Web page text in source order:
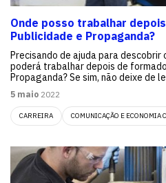
Onde posso trabalhar
Publicidade e Propaganda?
Precisando de ajuda para descobrir
poderá trabalhar depois de
Propaganda? Se sim, não deixe de
5 maio 2022
CARREIRA COMUNICAÇÃO E ECONOMIA